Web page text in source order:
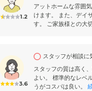
1.2
アットホームな雰囲
けます。 また、デイ
す。 ご家族様との大
3.6
スタッフが相談に
スタッフの質は高く
よい。 標準的なレベ
うがコスパは良い。